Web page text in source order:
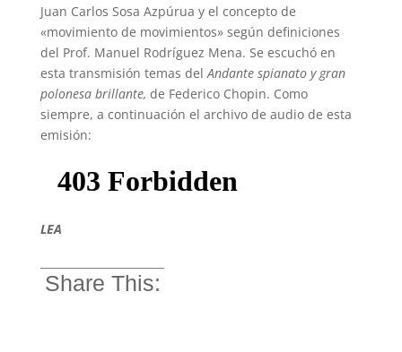
Juan Carlos Sosa Azpúrua y el concepto de
«movimiento de movimientos» según definiciones
del Prof. Manuel Rodríguez Mena. Se escuchó en
esta transmisión temas delAndante spianato y gran
polonesa brillante, de Federico Chopin. Como
siempre, a continuación el archivo de audio de esta
emisión:
LEA
Share This: